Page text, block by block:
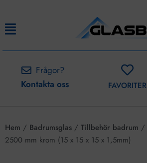
Frågor?
Kontakta oss
FAVORITER
Hem / Badrumsglas / Tillbehör badrum /
2500 mm krom (15 x 15 x 15 x 1,5mm)